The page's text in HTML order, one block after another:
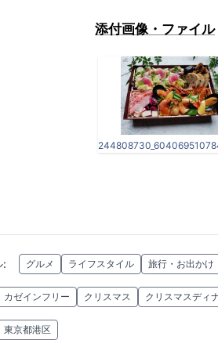
添付画像・ファイル
: グルメ ライフスタイル 旅行・お出かけ
カゼインフリー クリスマス クリスマスディ
東京都港区